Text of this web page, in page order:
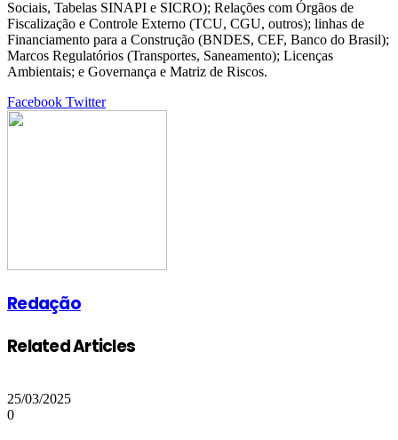
Sociais, Tabelas SINAPI e SICRO); Relações com Órgãos de
Fiscalização e Controle Externo (TCU, CGU, outros); linhas de
Financiamento para a Construção (BNDES, CEF, Banco do Brasil);
Marcos Regulatórios (Transportes, Saneamento); Licenças
Ambientais; e Governança e Matriz de Riscos.
Facebook TwitterGoogle+
LinkedIn
StumbleUpon
Tumblr
Pinterest
Reddit
VKontakte
Share
Print
Redação
Related Articles
25/03/2025
0